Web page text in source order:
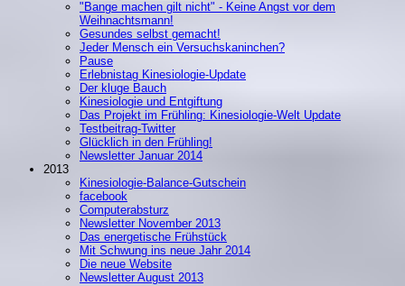
"Bange machen gilt nicht" - Keine Angst vor dem
Weihnachtsmann!
Gesundes selbst gemacht!
Jeder Mensch ein Versuchskaninchen?
Pause
Erlebnistag Kinesiologie-Update
Der kluge Bauch
Kinesiologie und Entgiftung
Das Projekt im Frühling: Kinesiologie-Welt Update
Testbeitrag-Twitter
Glücklich in den Frühling!
Newsletter Januar 2014
2013
Kinesiologie-Balance-Gutschein
facebook
Computerabsturz
Newsletter November 2013
Das energetische Frühstück
Mit Schwung ins neue Jahr 2014
Die neue Website
Newsletter August 2013